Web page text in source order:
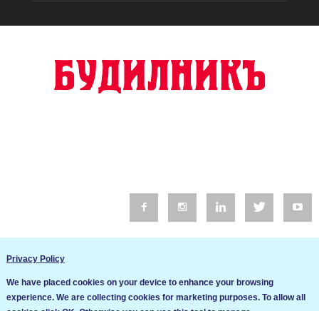
Общи условия
Privacy Policy
We have placed cookies on your device to enhance your browsing
experience. We are collecting cookies for marketing purposes. To allow all
Ние използваме бисквитки за да подобрим услугите си. Ако